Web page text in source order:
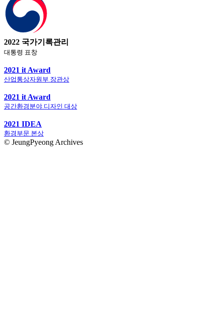
2022 국가기록관리
대통령 표창
2021 it Award
산업통상자원부 장관상
2021 it Award
공간환경분야 디자인 대상
2021 IDEA
환경부문 본상
© JeungPyeong Archives